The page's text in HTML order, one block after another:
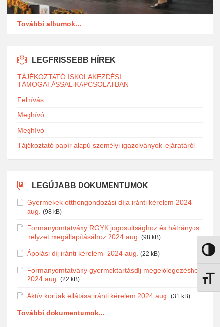
Nagy
További albumok...
LEGFRISSEBB HÍREK
TÁJÉKOZTATÓ ISKOLAKEZDÉSI
TÁMOGATÁSSAL KAPCSOLATBAN
Felhívás
Meghívó
Meghívó
Tájékoztató papír alapú személyi igazolványok lejáratáról
LEGÚJABB DOKUMENTUMOK
Gyermekek otthongondozási díja iránti kérelem 2024
aug.
(98 kB)
Formanyomtatvány RGYK jogosultsághoz és hátrányos
helyzet megállapításához 2024 aug.
(98 kB)
Ápolási díj iránti kérelem_2024 aug. (22 kB)
Formanyomtatvány gyermektartásdíj megelőlegezéshez
2024 aug.
(22 kB)
Aktív korúak ellátása iránti kérelem 2024 aug. (31 kB)
További dokumentumok...